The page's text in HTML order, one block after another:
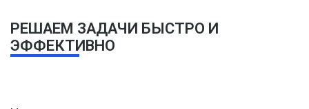
РЕШАЕМ ЗАДАЧИ БЫСТРО И
ЭФФЕКТИВНО